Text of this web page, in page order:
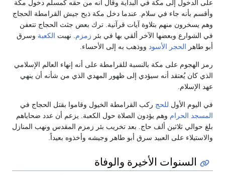
الدخول إلى مكة في البداية وقال أنه من حقه كمسلم دخول مكة
بأنه جاء في سلام. عندما دخل مكة ذبح جيش القرامطة الحجاج
يسخرون منهم بتلاوة آيات قرآنية. ترك بعض جثث الحجاج تتعفن
الشوارع وبعضها الآخر ألقي بها في بئر زمزم . نهبتالكعبةوسرق
طاهرالحجر الأسودووذهب به إلى الأحساء.
الهجوم على مكة بالنسبة للقرامطة على أنه إنهاء العالم الإسلامي
كان يُعتقد أنه سيؤدي إلى ظهور المهدي الذي من شأنه أن ينهي
الإسلام.
اليوم الأولللحج ركب القرامطة الخيول وقاموا بقتل الحجاج في
الحراموهم يؤدون الصلاة حول الكعبة. يزعم أن عدد ضحاياهم
حوالي ثلاثين ألف حاج. بعد تخريب بئر زمزم المقدس ونهب المنازل
على العبيد سرق أبو طاهر وجيشه وأخذوه بعيداً.
السنوات الأخيرة والوفاة